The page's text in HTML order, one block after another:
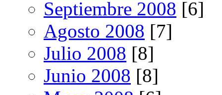
Septiembre 2008 [6]
Agosto 2008 [7]
Julio 2008 [8]
Junio 2008 [8]